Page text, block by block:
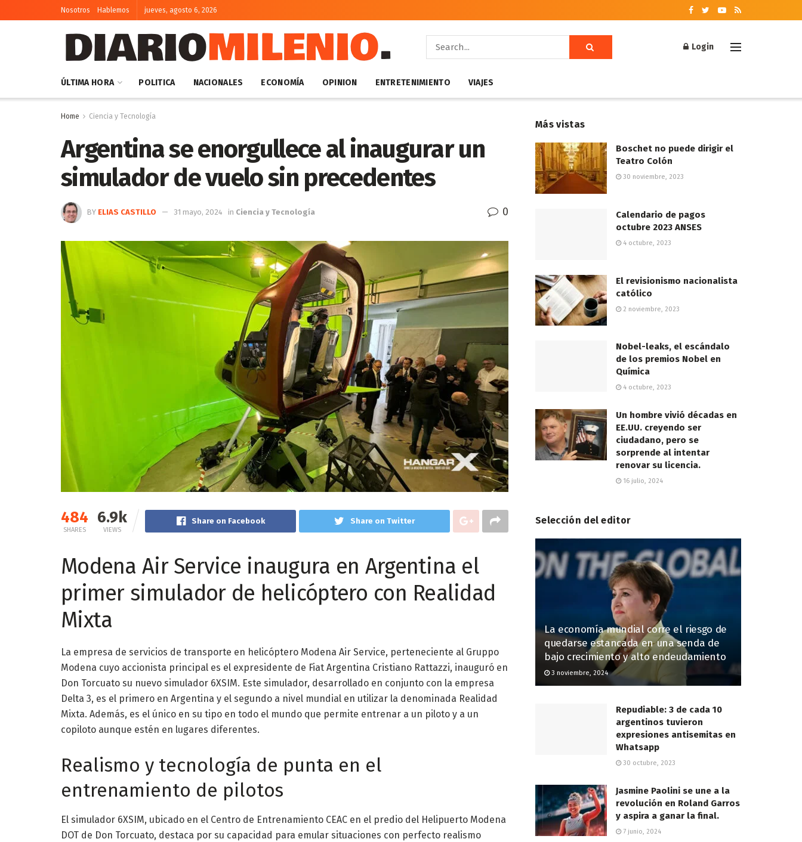
Nosotros Hablemos jueves, agosto 6, 2026
Login
ÚLTIMA HORA POLITICA NACIONALES ECONOMÍA OPINION ENTRETENIMIENTO VIAJES
Home Ciencia y Tecnología
Argentina se enorgullece al inaugurar un
simulador de vuelo sin precedentes
BY ELIAS CASTILLO 31 mayo, 2024 in Ciencia y Tecnología 0
484
SHARES
6.9k
VIEWS
Share on Facebook Share on Twitter
Modena Air Service inaugura en Argentina el
primer simulador de helicóptero con Realidad
Mixta
La empresa de servicios de transporte en helicóptero Modena Air Service, perteneciente al Gruppo
Modena cuyo accionista principal es el expresidente de Fiat Argentina Cristiano Rattazzi, inauguró en
Don Torcuato su nuevo simulador 6XSIM. Este simulador, desarrollado en conjunto con la empresa
Delta 3, es el primero en Argentina y el segundo a nivel mundial en utilizar la denominada Realidad
Mixta. Además, es el único en su tipo en todo el mundo que permite entrenar a un piloto y a un
copiloto aunque estén en lugares diferentes.
Realismo y tecnología de punta en el
entrenamiento de pilotos
El simulador 6XSIM, ubicado en el Centro de Entrenamiento CEAC en el predio del Helipuerto Modena
DOT de Don Torcuato, destaca por su capacidad para emular situaciones con perfecto realismo
Más vistas
Boschet no puede dirigir el
Teatro Colón
30 noviembre, 2023
Calendario de pagos
octubre 2023 ANSES
4 octubre, 2023
El revisionismo nacionalista
católico
2 noviembre, 2023
Nobel-leaks, el escándalo
de los premios Nobel en
Química
4 octubre, 2023
Un hombre vivió décadas en
EE.UU. creyendo ser
ciudadano, pero se
sorprende al intentar
renovar su licencia.
16 julio, 2024
Selección del editor
La economía mundial corre el riesgo de
quedarse estancada en una senda de
bajo crecimiento y alto endeudamiento
3 noviembre, 2024
Repudiable: 3 de cada 10
argentinos tuvieron
expresiones antisemitas en
Whatsapp
30 octubre, 2023
Jasmine Paolini se une a la
revolución en Roland Garros
y aspira a ganar la final.
7 junio, 2024